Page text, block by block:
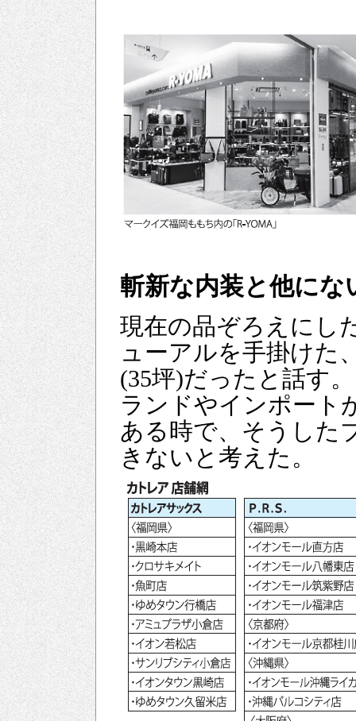
斬新な内装と他に
現在の品ぞろえにし
ューアルを手掛けた
(35坪)だったと話す
ランドやインポート
ある時で、そうした
きないと考えた。